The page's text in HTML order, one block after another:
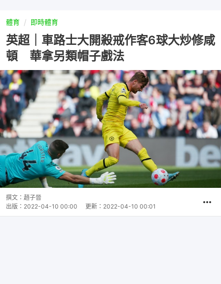
體育 即時體育
英超｜車路士大開殺戒作客6球大炒修咸
頓 華拿另類帽子戲法
撰文： 趙子晉
出版： 2022-04-10 00:00 更新： 2022-04-10 00:01